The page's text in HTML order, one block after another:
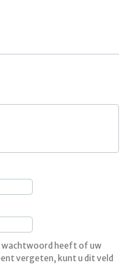
wachtwoord heeft of uw
vergeten, kunt u dit veld